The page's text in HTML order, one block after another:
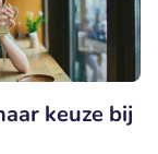
keuze bij